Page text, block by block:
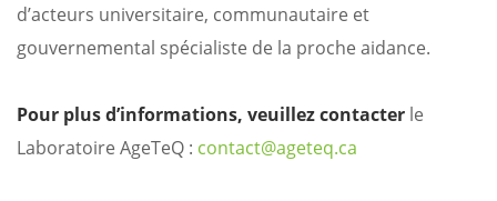
d’acteurs universitaire, communautaire et
gouvernemental spécialiste de la proche aidance.
Pour plus d’informations, veuillez contacter le
Laboratoire AgeTeQ : contact@ageteq.ca